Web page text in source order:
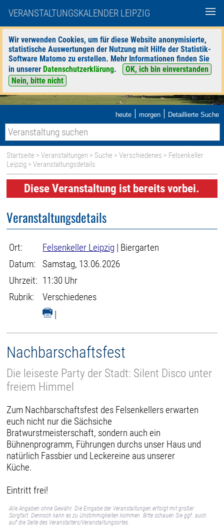
VERANSTALTUNGSKALENDER LEIPZIG
Wir verwenden Cookies, um für diese Website anonymisierte,
statistische Auswertungen der Nutzung mit Hilfe der Statistik-
Software Matomo zu erstellen. Mehr Informationen finden Sie
in unserer Datenschutzerklärung.
OK, ich bin einverstanden
Nein, bitte nicht
heute | morgen | Detaillierte Suche
Startseite >Veranstaltungen > Suche >Verschiedenes > Felsenkeller
Leipzig > Veranstaltungsdetails
Diese Veranstaltung ist bereits vorbei.
Veranstaltungsdetails
Ort: Felsenkeller Leipzig | Biergarten
Datum:
Samstag, 13.06.2026
Uhrzeit: 11:30 Uhr
Rubrik:
Verschiedenes
|
Nachbarschaftsfest
Die leiseste Party der Stadt: Silent Disco unter
freiem Himmel
Zum Nachbarschaftsfest des Felsenkellers erwarten
euch nicht nur die Sächsiche
Bratwurstmeisterschaft, sondern auch ein
Bühnenprogramm, Führungen durchs unser Haus und
natürlich Fassbier und Leckereine aus unserer
Küche.
Eintritt frei!
Alle Angaben ohne Gewähr. Die Eingabe der Veranstaltungen erfolgt mit großer
Sorgfalt. Dennoch kann es zu Unstimmigkeiten kommen. Bitte schauen Sie ggf. auch
auf die Seite des Veranstalters/Veranstaltungsortes.